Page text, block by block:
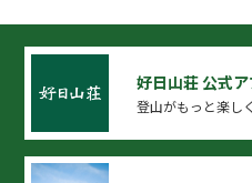
好日山荘 公式ア
登山がもっと楽し